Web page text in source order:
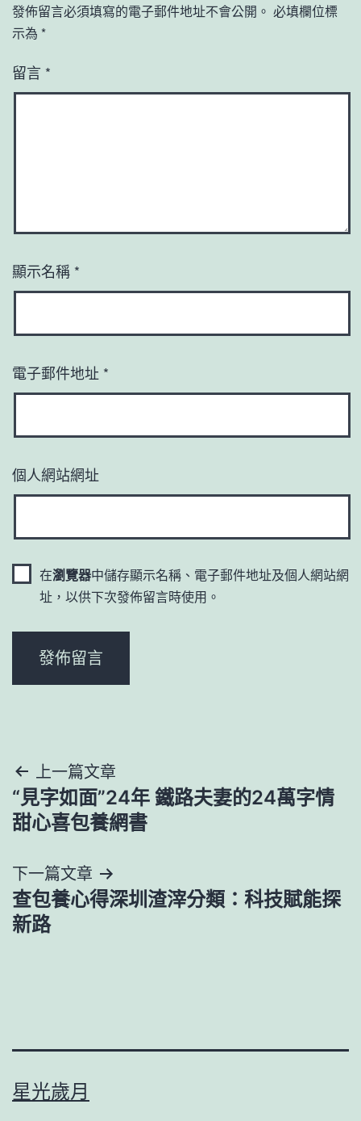
發佈留言必須填寫的電子郵件地址不會公開。 必填欄位標
示為 *
留言 *
顯示名稱 *
電子郵件地址 *
個人網站網址
在瀏覽器中儲存顯示名稱、電子郵件地址及個人網站網
址，以供下次發佈留言時使用。
文
章
覽
上一篇文章
“見字如面”24年 鐵路夫妻的24萬字情
甜心喜包養網書
下一篇文章
查包養心得深圳渣滓分類：科技賦能探
新路
星光歲月